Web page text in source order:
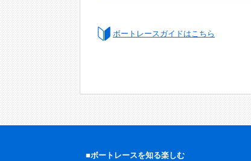
ボートレースガイドはこちら
■ボートレースを知る楽しむ